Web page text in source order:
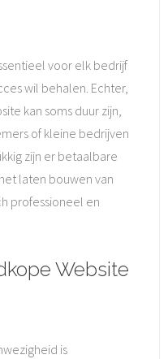
voor elk bedrijf
wil behalen. Echter,
kan soms duur zijn,
of kleine bedrijven
zijn er betaalbare
laten bouwen van
professioneel en
Website
is